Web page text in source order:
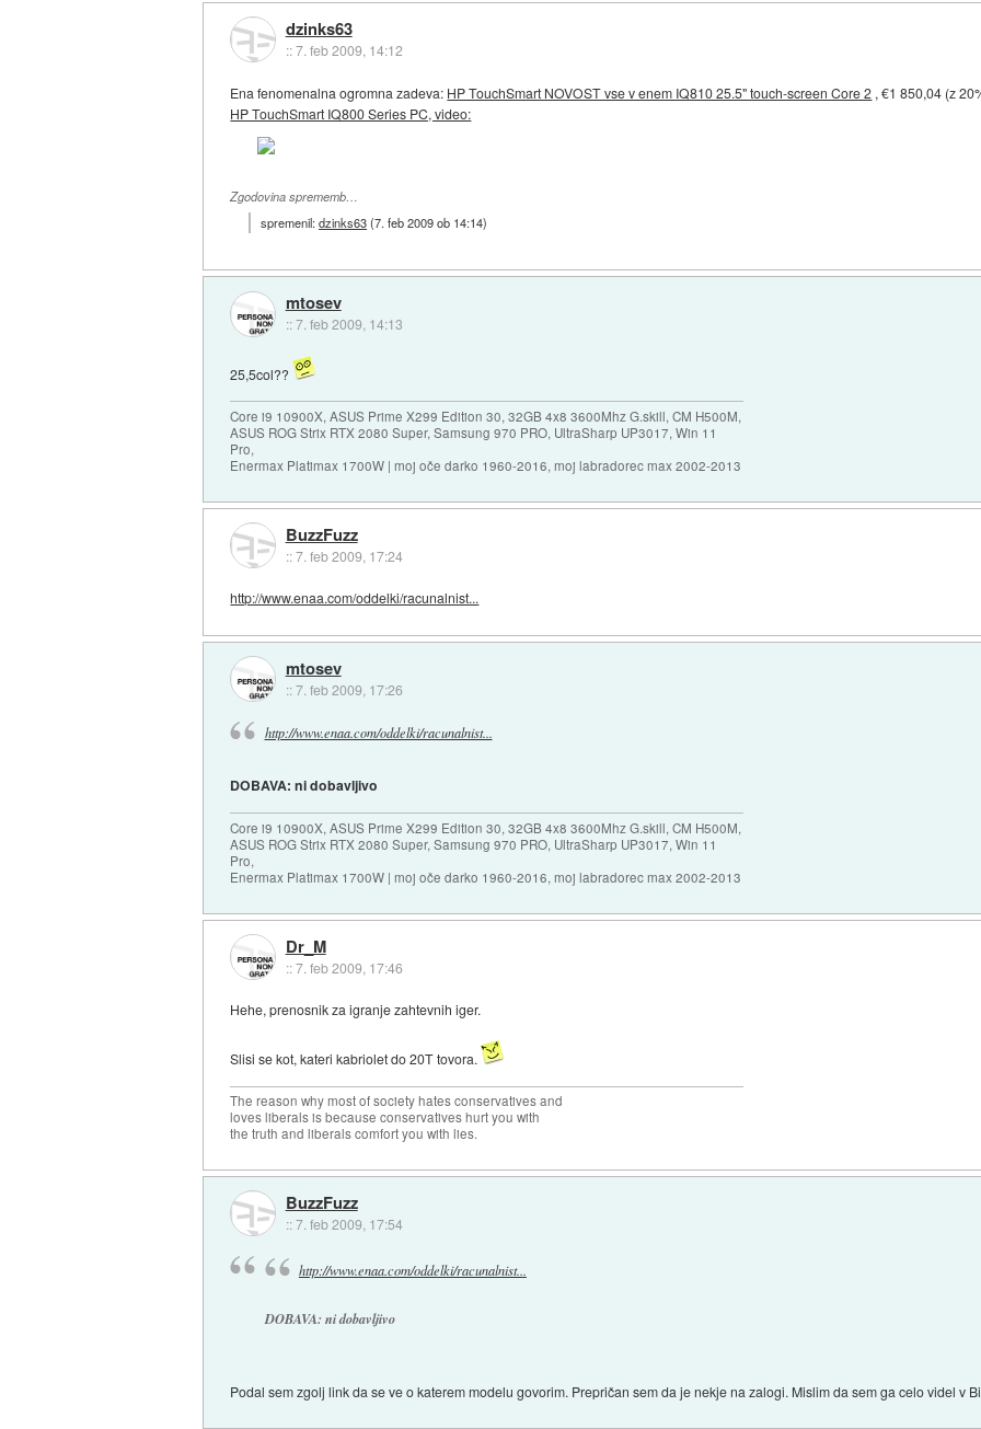
dzinks63
::7. feb 2009, 14:12
Ena fenomenalna ogromna zadeva: HP TouchSmart NOVOST vse v enem IQ810 25.5" touch-screen Core 2 , €1 850,04 (z
HP TouchSmart IQ800 Series PC, video:
Zgodovina sprememb…
spremenil:dzinks63(7. feb 2009 ob 14:14)
mtosev
::7. feb 2009, 14:13
25,5col??
Core i9 10900X, ASUS Prime X299 Edition 30, 32GB 4x8 3600Mhz G.skill, CM H500M,
ASUS ROG Strix RTX 2080 Super, Samsung 970 PRO, UltraSharp UP3017, Win 11
Pro,
Enermax Platimax 1700W | moj oče darko 1960-2016, moj labradorec max 2002-2013
BuzzFuzz
::7. feb 2009, 17:24
http://www.enaa.com/oddelki/racunalnist...
mtosev
::7. feb 2009, 17:26
http://www.enaa.com/oddelki/racunalnist...
DOBAVA: ni dobavljivo
Core i9 10900X, ASUS Prime X299 Edition 30, 32GB 4x8 3600Mhz G.skill, CM H500M,
ASUS ROG Strix RTX 2080 Super, Samsung 970 PRO, UltraSharp UP3017, Win 11
Pro,
Enermax Platimax 1700W | moj oče darko 1960-2016, moj labradorec max 2002-2013
Dr_M
::7. feb 2009, 17:46
Hehe, prenosnik za igranje zahtevnih iger.
Slisi se kot, kateri kabriolet do 20T tovora.
The reason why most of society hates conservatives and
loves liberals is because conservatives hurt you with
the truth and liberals comfort you with lies.
BuzzFuzz
::7. feb 2009, 17:54
http://www.enaa.com/oddelki/racunalnist...
DOBAVA: ni dobavljivo
Podal sem zgolj link da se ve o katerem modelu govorim. Prepričan sem da je nekje na zalogi. Mislim da sem ga celo videl v